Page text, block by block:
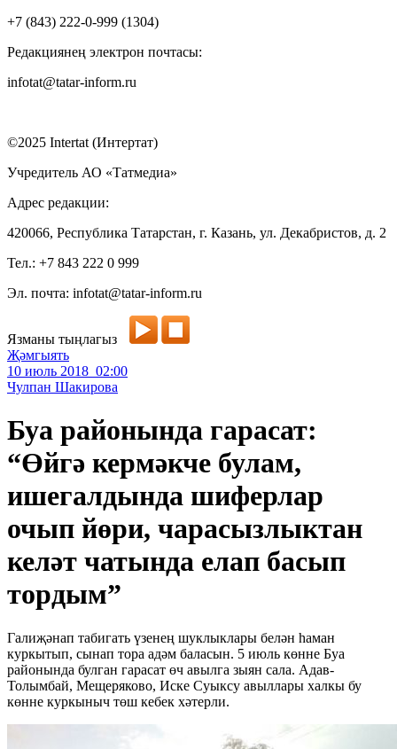
+7 (843) 222-0-999 (1304)
Редакциянең электрон почтасы:
infotat@tatar-inform.ru
©2025 Intertat (Интертат)
Учредитель АО «Татмедиа»
Адрес редакции:
420066, Республика Татарстан, г. Казань, ул. Декабристов, д. 2
Тел.: +7 843 222 0 999
Эл. почта: infotat@tatar-inform.ru
Язманы тыңлагыз
Җәмгыять
10 июль 2018 02:00
Чулпан Шакирова
Буа районында гарасат:
“Өйгә кермәкче булам,
ишегалдында шиферлар
очып йөри, чарасызлыктан
келәт чатында елап басып
тордым”
Галиҗәнап табигать үзенең шуклыклары белән һаман
куркытып, сынап тора адәм баласын. 5 июль көнне Буа
районында булган гарасат өч авылга зыян сала. Адав-
Толымбай, Мещеряково, Иске Суыксу авыллары халкы бу
көнне куркыныч төш кебек хәтерли.